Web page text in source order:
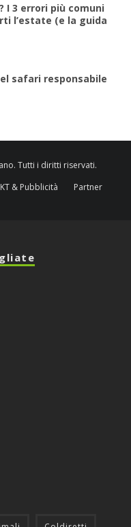
I 3 errori più comuni
l’estate (e la guida
safari responsabile
Tutti i diritti riservati.
& Pubblicità Partner